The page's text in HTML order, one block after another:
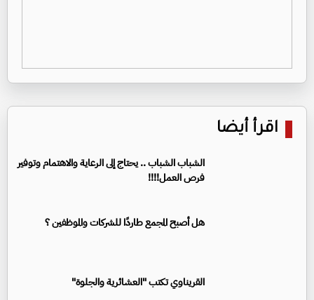
اقرأ أيضا
الشباب الشباب .. يحتاج إلى الرعاية والاهتمام وتوفير
فرص العمل!!!!
هل أصبح المجمع طاردًا للشركات والموظفين ؟
القريناوي تكتب "العشائرية والجلوة"